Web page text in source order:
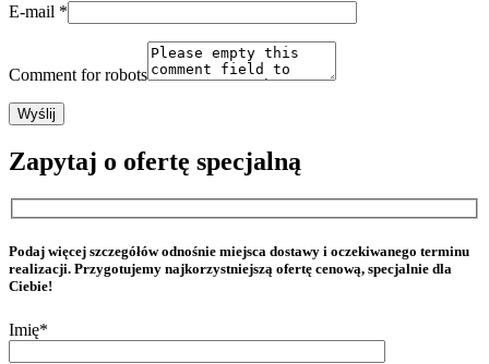
E-mail *
Comment for robots
Zapytaj o ofertę specjalną
Podaj więcej szczegółów odnośnie miejsca dostawy i oczekiwanego terminu
realizacji. Przygotujemy najkorzystniejszą ofertę cenową, specjalnie dla
Ciebie!
Imię*